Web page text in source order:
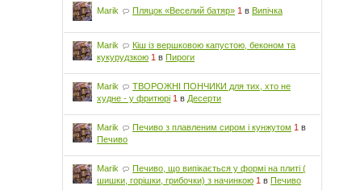
Marik Пляцок «Веселий батяр» 1 вВипічка
Marik
Кіш із вершковою капустою, беконом та
кукурудзкою 1 вПироги
Marik
ТВОРОЖНІ ПОНЧИКИ для тих, хто не
худне - у фритюрі 1 в Десерти
Marik Печиво з плавленим сиром і кунжутом 1 в
Печиво
Marik
Печиво, що випікається у формі на плиті (
шишки, горішки, грибочки) з начинкою 1 вПечиво